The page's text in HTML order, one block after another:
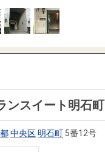
ンスイート明石町
中央区 明石町 5番12号